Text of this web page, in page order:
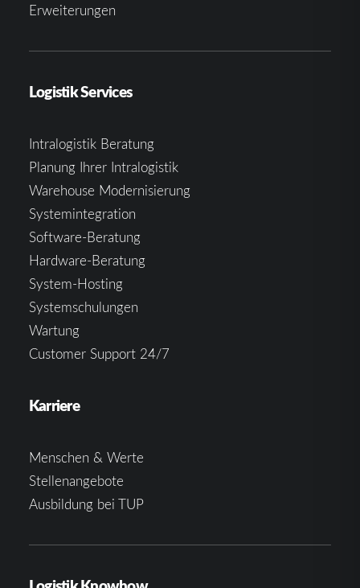
Erweiterungen
Logistik Services
Intralogistik Beratung
Planung Ihrer Intralogistik
Warehouse Modernisierung
Systemintegration
Software-Beratung
Hardware-Beratung
System-Hosting
Systemschulungen
Wartung
Customer Support 24/7
Karriere
Menschen & Werte
Stellenangebote
Ausbildung bei TUP